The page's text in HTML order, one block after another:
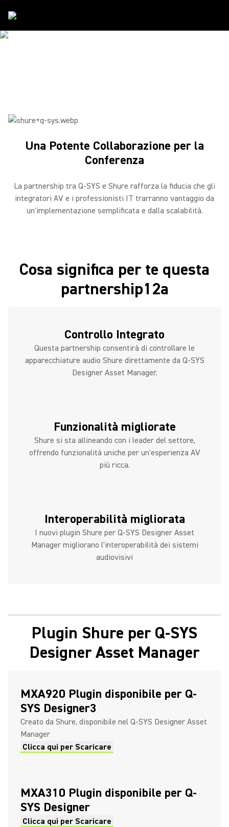
Una Potente Collaborazione per la
Conferenza
La partnership tra Q-SYS e Shure rafforza la fiducia che gli
integratori AV e i professionisti IT trarranno vantaggio da
un'implementazione semplificata e dalla scalabilità.
Cosa significa per te questa
partnership12a
Controllo Integrato
Questa partnership consentirà di controllare le
apparecchiature audio Shure direttamente da Q-SYS
Designer Asset Manager.
Funzionalità migliorate
Shure si sta allineando con i leader del settore,
offrendo funzionalità uniche per un'esperienza AV
più ricca.
Interoperabilità migliorata
I nuovi plugin Shure per Q-SYS Designer Asset
Manager migliorano l'interoperabilità dei sistemi
audiovisivi
Plugin Shure per Q-SYS
Designer Asset Manager
MXA920 Plugin disponibile per Q-
SYS Designer3
Creato da Shure, disponibile nel Q-SYS Designer Asset
Manager
Clicca qui per Scaricare
MXA310 Plugin disponibile per Q-
SYS Designer
Clicca qui per Scaricare